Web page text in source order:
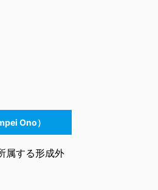
Ono）
属する形成外